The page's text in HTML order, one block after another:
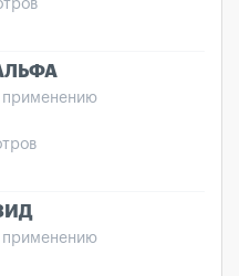
применению
применению